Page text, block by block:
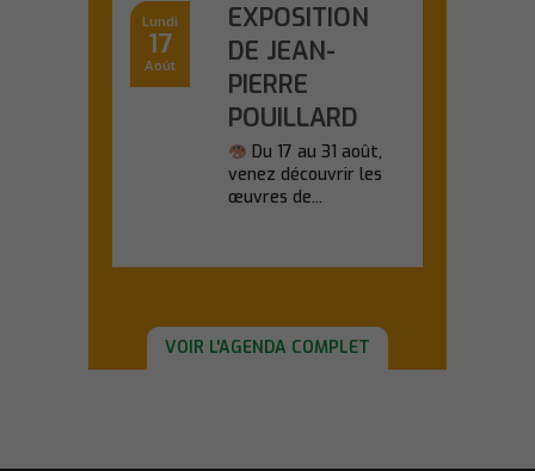
Lundi
17
Août
EXPOSITION
DE JEAN-
PIERRE
POUILLARD
Du 17 au 31 août,
venez découvrir les
œuvres de...
VOIR L'AGENDA COMPLET